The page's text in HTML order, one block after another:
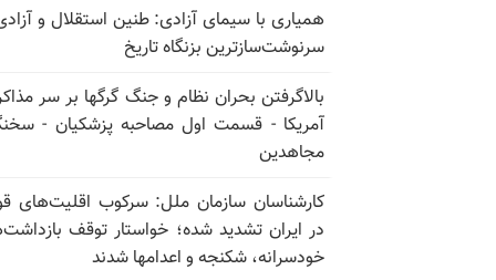
همیاری با سیمای آزادی: طنین استقلال و
سرنوشت‌سازترین بزنگاه تاریخ
بالا‌گرفتن بحران نظام و جنگ گرگها بر سر
آمریکا - قسمت اول مصاحبه پزشکیان -
مجاهدین
کارشناسان سازمان ملل: سرکوب اقلیت‌های
در ایران تشدید شده؛ خواستار توقف
خودسرانه، شکنجه و اعدامها شدند